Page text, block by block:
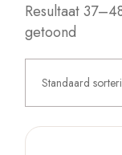
Resultaat
getoond
Standaard